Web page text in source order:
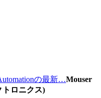
の最新…Mouser
トロニクス)